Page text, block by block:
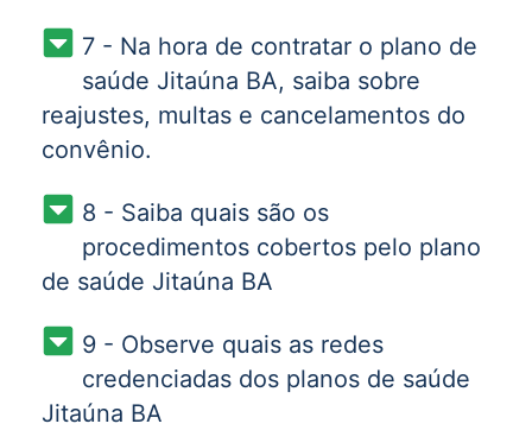
7 - Na hora de contratar o plano de
saúde Jitaúna BA, saiba sobre
reajustes, multas e cancelamentos do
convênio.
8 - Saiba quais são os
procedimentos cobertos pelo plano
de saúde Jitaúna BA
9 - Observe quais as redes
credenciadas dos planos de saúde
Jitaúna BA